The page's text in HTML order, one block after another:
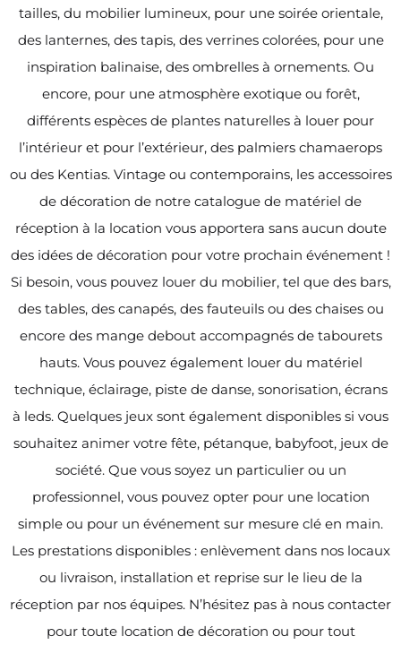
tailles, du mobilier lumineux, pour une soirée orientale,
des lanternes, des tapis, des verrines colorées, pour une
inspiration balinaise, des ombrelles à ornements. Ou
encore, pour une atmosphère exotique ou forêt,
différents espèces de plantes naturelles à louer pour
l’intérieur et pour l’extérieur, des palmiers chamaerops
ou des Kentias. Vintage ou contemporains, les accessoires
de décoration de notre catalogue de matériel de
réception à la location vous apportera sans aucun doute
des idées de décoration pour votre prochain événement !
Si besoin, vous pouvez louer du mobilier, tel que des bars,
des tables, des canapés, des fauteuils ou des chaises ou
encore des mange debout accompagnés de tabourets
hauts. Vous pouvez également louer du matériel
technique, éclairage, piste de danse, sonorisation, écrans
à leds. Quelques jeux sont également disponibles si vous
souhaitez animer votre fête, pétanque, babyfoot, jeux de
société. Que vous soyez un particulier ou un
professionnel, vous pouvez opter pour une location
simple ou pour un événement sur mesure clé en main.
Les prestations disponibles : enlèvement dans nos locaux
ou livraison, installation et reprise sur le lieu de la
réception par nos équipes. N’hésitez pas à nous contacter
pour toute location de décoration ou pour tout